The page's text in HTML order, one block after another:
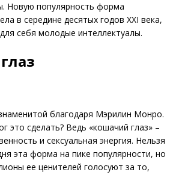
Новую популярность форма
в середине десятых годов XXI века,
себя молодые интеллектуалы.
благодаря Мэрилин Монро.
это сделать? Ведь «кошачий глаз» –
и сексуальная энергия. Нельзя
эта форма на пике популярности, но
ее ценителей голосуют за то,